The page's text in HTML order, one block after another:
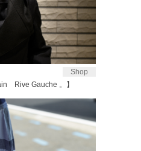
Shop
Rive Gauche 。】